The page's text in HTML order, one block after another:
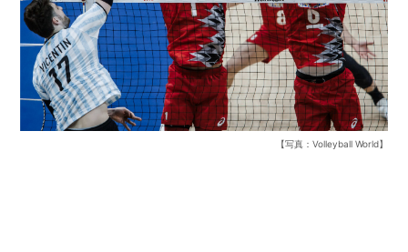
【写真：Volleyball World】